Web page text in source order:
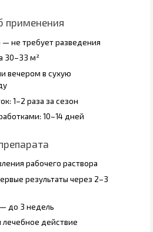
применения
не требует разведения
30–33 м²
вечером в сухую
1–2 раза за сезон
10–14 дней
рабочего раствора
результаты через 2–3
до 3 недель
лечебное действие